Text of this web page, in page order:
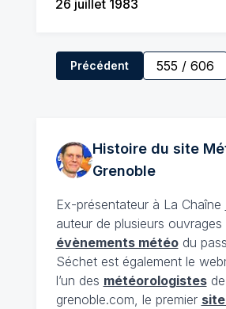
26 juillet 1983
Précédent 555 / 606
Histoire du site
Grenoble
Ex-présentateur à La Chaîne
auteur de plusieurs ouvrages
évènements météodu
Séchet est également le
l’un des météorologistesde
grenoble.com, le premier